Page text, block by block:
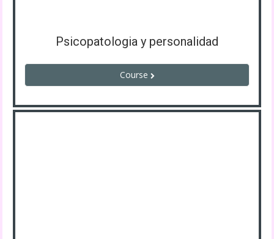
Psicopatologia y personalidad
Course